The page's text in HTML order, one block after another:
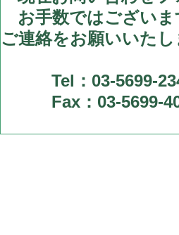
お手数ではございま
ご連絡をお願いいたし
Tel：03-5699-
Fax：03-5699-